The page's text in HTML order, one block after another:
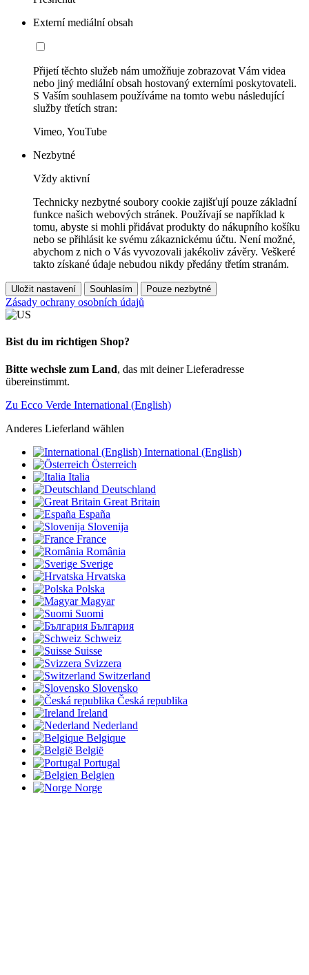
Externí mediální obsah
Přijetí těchto služeb nám umožňuje zobrazovat Vám videa
nebo jiný mediální obsah hostovaný externími poskytovateli.
S Vaším souhlasem používáme na tomto webu následující
služby třetích stran:
Vimeo, YouTube
Nezbytné
Vždy aktivní
Technicky nezbytné soubory cookie zajišťují pouze základní
funkce našich webových stránek. Používají se například k
tomu, abyste si mohli přidávat produkty do nákupního košíku
nebo se přihlásit ke svému zákaznickému účtu. Není možné,
abychom z nich o Vás vyvozovali jakékoliv závěry. Veškeré
takto získané údaje nebudou nikdy předány třetím stranám.
Uložit nastavení Souhlasím Pouze nezbytné
Zásady ochrany osobních údajů
Bist du im richtigen Shop?
Bitte wechsle zum Land, das mit deiner Lieferadresse
übereinstimmt.
Zu Ecco Verde International (English)
Anderes Lieferland wählen
International (English)
Österreich
Italia
Deutschland
Great Britain
España
Slovenija
France
România
Sverige
Hrvatska
Polska
Magyar
Suomi
България
Schweiz
Suisse
Svizzera
Switzerland
Slovensko
Česká republika
Ireland
Nederland
Belgique
België
Portugal
Belgien
Norge